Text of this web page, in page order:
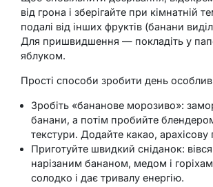
від грона і зберігайте при кімнатній
подалі від інших фруктів (банани
Для пришвидшення — покладіть у
яблуком.
Прості способи зробити день
Зробіть «бананове морозиво»:
банани, а потім пробийте
текстури. Додайте какао, арахісову
Приготуйте швидкий сніданок:
нарізаним бананом, медом і
солодко і дає тривалу енергію.